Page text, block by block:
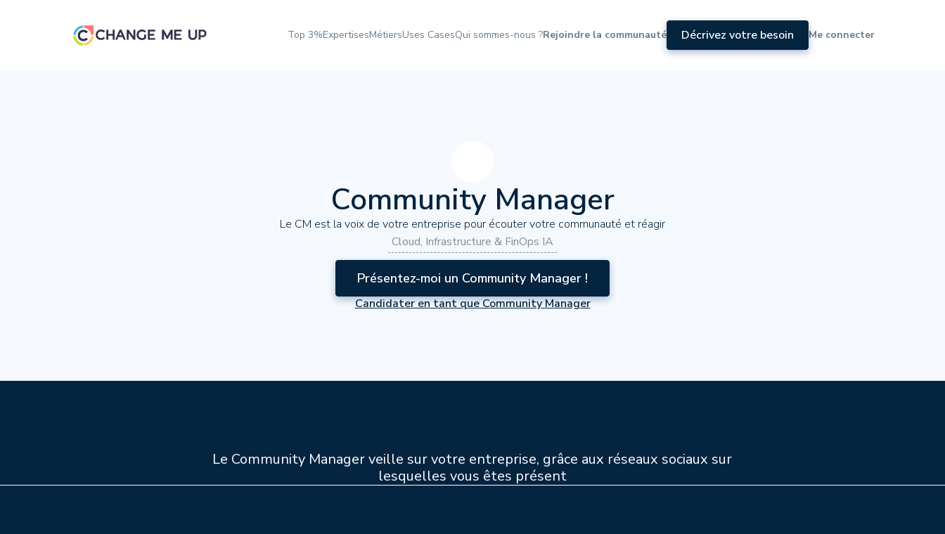
Top 3%ExpertisesMétiersUses CasesQui sommes-nous ?Rejoindre la communauté Décrivez votre besoin Me connecter
Community Manager
Le CM est la voix de votre entreprise pour écouter votre communauté et réagir
Cloud, Infrastructure & FinOps IA
Présentez-moi un Community Manager !
Candidater en tant que Community Manager
Le Community Manager veille sur votre entreprise, grâce aux réseaux sociaux sur
lesquelles vous êtes présent